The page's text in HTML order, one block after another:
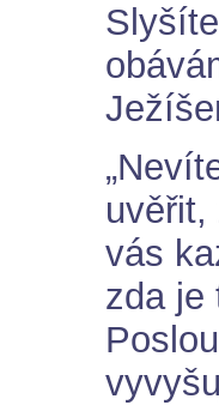
vás
zda je